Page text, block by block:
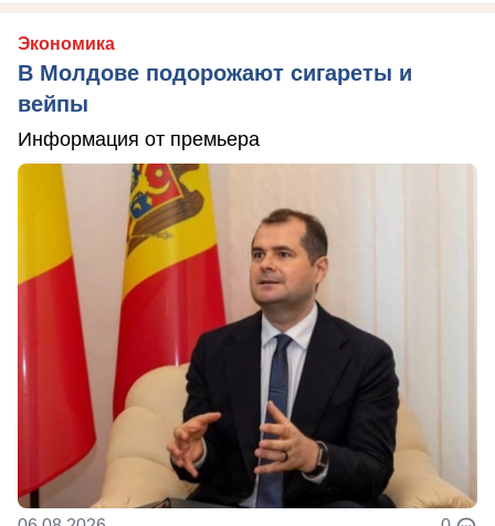
Экономика
В Молдове подорожают сигареты и
вейпы
Информация от премьера